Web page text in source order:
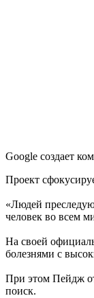
Google создает
Проект
«Людей
человек во всем
На своей
болезнями с
При этом Пейдж
поиск.